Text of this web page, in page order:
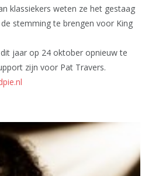
klassiekers weten ze het gestaag
stemming te brengen voor King
jaar op 24 oktober opnieuw te
zijn voor Pat Travers.